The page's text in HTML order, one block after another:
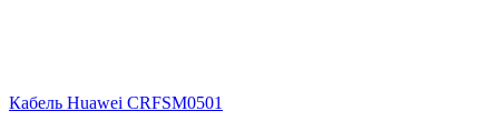
Кабель Huawei CRFSM0501